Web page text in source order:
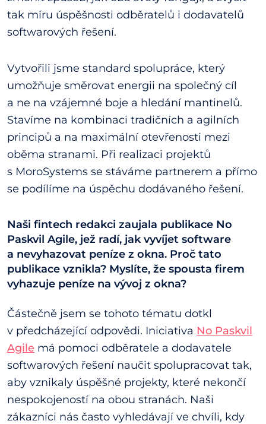
tak míru úspěšnosti odběratelů i dodavatelů
softwarových řešení.
Vytvořili jsme standard spolupráce, který
umožňuje směrovat energii na společný cíl
a ne na vzájemné boje a hledání mantinelů.
Stavíme na kombinaci tradičních a agilních
principů a na maximální otevřenosti mezi
oběma stranami. Při realizaci projektů
s MoroSystems se stáváme partnerem a přímo
se podílíme na úspěchu dodávaného řešení.
Naši fintech redakci zaujala publikace No
Paskvil Agile, jež radí, jak vyvíjet software
a nevyhazovat peníze z okna. Proč tato
publikace vznikla? Myslíte, že spousta firem
vyhazuje peníze na vývoj z okna?
Částečně jsem se tohoto tématu dotkl
v předcházející odpovědi. Iniciativa No Paskvil
Agile má pomoci odběratele a dodavatele
softwarových řešení naučit spolupracovat tak,
aby vznikaly úspěšné projekty, které nekončí
nespokojeností na obou stranách. Naši
zákazníci nás často vyhledávají ve chvíli, kdy